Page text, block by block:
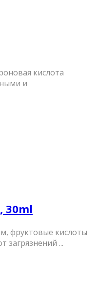
кислота
и
30ml
фруктовые кислоты
загрязнений ...